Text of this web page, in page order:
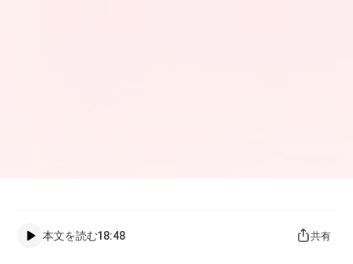
本文を読む18:48 共有